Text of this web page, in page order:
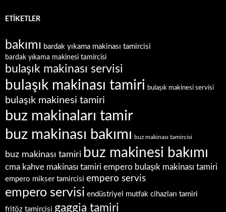
ETIKETLER
bakımı bardak yıkama makinası tamircisi
bardak yıkama makinesi tamircisi
bulaşık makinası servisi
bulaşık makinası tamiri bulaşık makinesi servisi
bulaşık makinesi tamiri
buz makinaları tamir
buz makinası bakımı buz makinası tamircisi
buz makinası tamiri buz makinesi bakımı
cma kahve makinası tamiri empero bulaşık makinası tamiri
empero mikser tamircisi empero servis
empero servisi endüstriyel mutfak cihazları tamiri
fritöz tamircisi gaggia tamiri